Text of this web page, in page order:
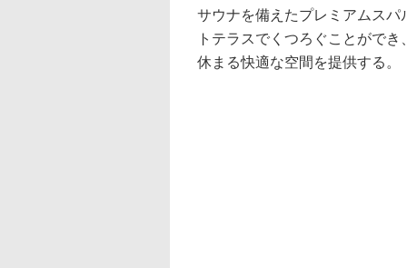
サウナを備えたプレミアムス
トテラスでくつろぐことがで
休まる快適な空間を提供する。